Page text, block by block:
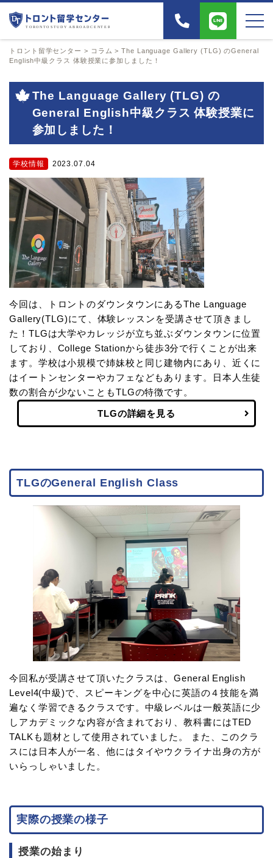
トロント留学センター > コラム >The Language Gallery (TLG) のGeneral
English中級クラス 体験授業に参加しました！
The Language Gallery (TLG) の
General English中級クラス 体験授業に
参加しました！
学校情報 2023.07.04
今回は、トロントのダウンタウンにあるThe Language
Gallery(TLG)にて、体験レッスンを受講させて頂きまし
た！TLGは大学やカレッジが立ち並ぶダウンタウンに位置
しており、College Stationから徒歩3分で行くことが出来
ます。学校は小規模で姉妹校と同じ建物内にあり、近くに
はイートンセンターやカフェなどもあります。日本人生徒
数の割合が少ないこともTLGの特徴です。
TLGの詳細を見る
TLGのGeneral English Class
今回私が受講させて頂いたクラスは、General English
Level4(中級)で、スピーキングを中心に英語の４技能を満
遍なく学習できるクラスです。中級レベルは一般英語に少
しアカデミックな内容が含まれており、教科書にはTED
TALKも題材として使用されていました。 また、このクラ
スには日本人が一名、他にはタイやウクライナ出身の方が
いらっしゃいました。
実際の授業の様子
授業の始まり